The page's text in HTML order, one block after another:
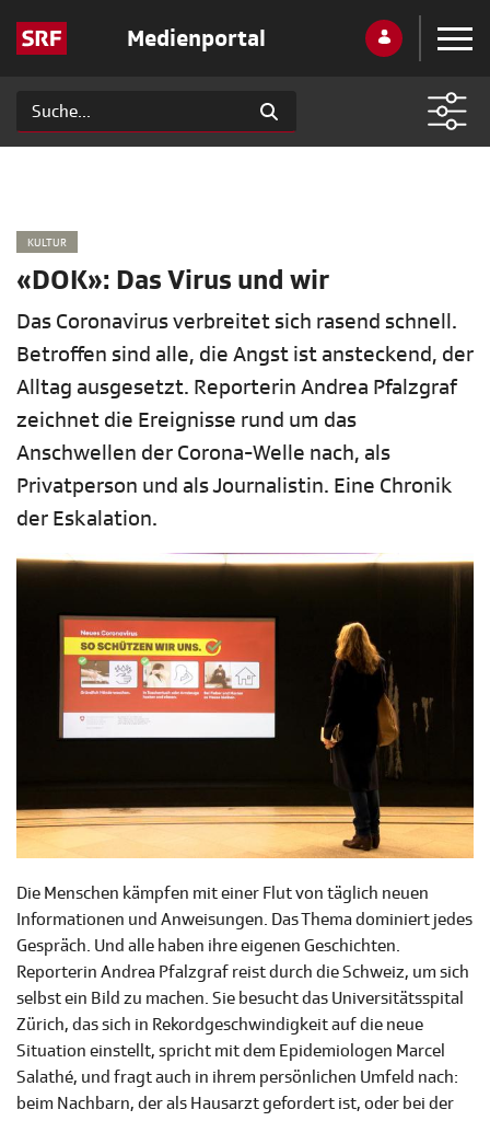
Medienportal
KULTUR
«DOK»: Das Virus und wir
Das Coronavirus verbreitet sich rasend schnell.
Betroffen sind alle, die Angst ist ansteckend, der
Alltag ausgesetzt. Reporterin Andrea Pfalzgraf
zeichnet die Ereignisse rund um das
Anschwellen der Corona-Welle nach, als
Privatperson und als Journalistin. Eine Chronik
der Eskalation.
Die Menschen kämpfen mit einer Flut von täglich neuen
Informationen und Anweisungen. Das Thema dominiert jedes
Gespräch. Und alle haben ihre eigenen Geschichten.
Reporterin Andrea Pfalzgraf reist durch die Schweiz, um sich
selbst ein Bild zu machen. Sie besucht das Universitätsspital
Zürich, das sich in Rekordgeschwindigkeit auf die neue
Situation einstellt, spricht mit dem Epidemiologen Marcel
Salathé, und fragt auch in ihrem persönlichen Umfeld nach:
beim Nachbarn, der als Hausarzt gefordert ist, oder bei der